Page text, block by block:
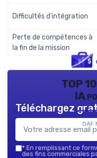
Difficultés d’intégration
Perte de compétences à
la fin de la mission
TOP
IA
DAF
Téléchargez
* En remplissant ce
des fins commerciales